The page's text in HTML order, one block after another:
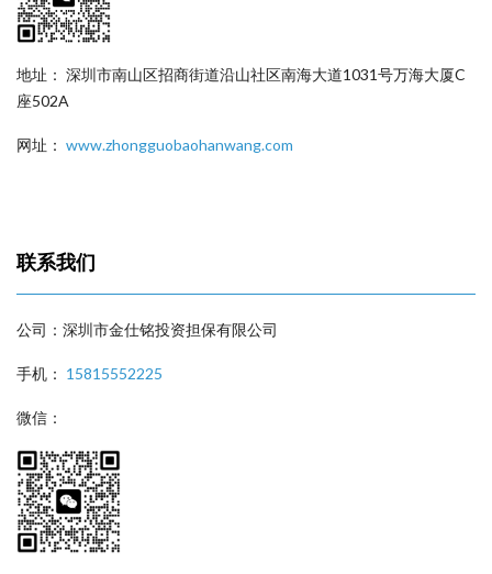
地址： 深圳市南山区招商街道沿山社区南海大道1031号万海大厦C
座502A
网址： www.zhongguobaohanwang.com
联系我们
公司：深圳市金仕铭投资担保有限公司
手机： 15815552225
微信：